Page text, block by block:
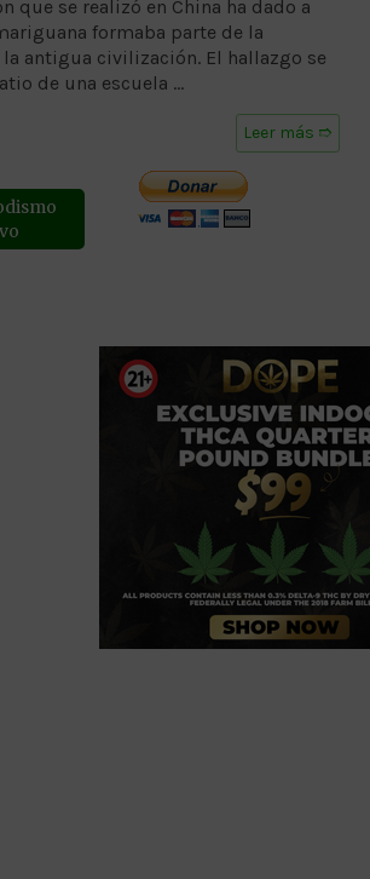
que se realizó en China ha dado a
formaba parte de la
antigua civilización. El hallazgo se
de una escuela …
Leer más ➱